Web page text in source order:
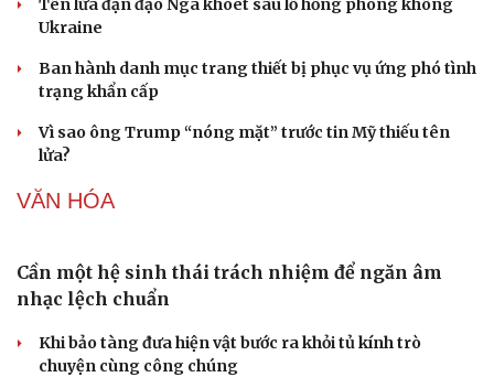
Tỷ giá USD hôm nay 8/8: Giá bán USD hạ xuống còn
26.468 đồng/USD
Giá vàng hôm nay 8/8: Giá vàng trong nước và thế giới
lại tăng
Giá cà phê hôm nay 8/8: Giá cà phê trong nước ổn định
Buôn lậu, hàng giả diễn biến phức tạp, xử lý gần 68.000
QUÂN SỰ - QUỐC PHÒNG
Tham vọng robot hóa quân đội, Ukraine đau đầu
với “ma trận” 550 biến thể